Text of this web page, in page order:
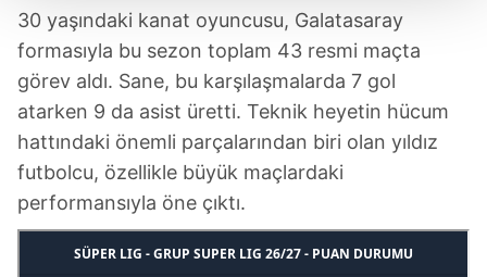
Her halükârda, kullanıcılar, bu çerezlere izin vermedikleri
takdirde, kullanıcılara hedefli reklamlar
gösterilmeyecektir."
Sizlere daha iyi bir hizmet sunabilmek için İnternet
Sitemizde kendimize ve üçüncü kişilere ait çerezler
kullanılmaktadır. Bu çerezler vasıtasıyla çeşitli kişisel
verileriniz işlenmekte olup gerekli olan çerezler bilgi
toplumu hizmetlerinin sunulması amacıyla
kullanılmaktadır. Diğer çerezler, sitemizin daha işlevsel
30 yaşındaki kanat oyuncusu, Galatasaray
formasıyla bu sezon toplam 43 resmi maçta
görev aldı. Sane, bu karşılaşmalarda 7 gol
atarken 9 da asist üretti. Teknik heyetin hücum
hattındaki önemli parçalarından biri olan yıldız
futbolcu, özellikle büyük maçlardaki
performansıyla öne çıktı.